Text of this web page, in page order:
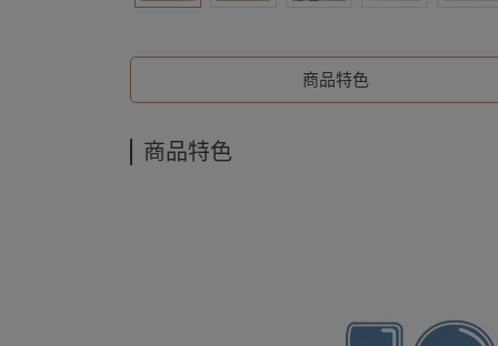
商品特色
商品特色